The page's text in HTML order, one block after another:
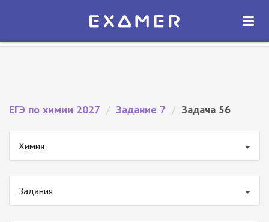
Экзамер — ЕГЭ 2027
ОТКРЫТЬ
ЕГЭ по химии 2027 / Задание 7 / Задача 56
Химия
Задания